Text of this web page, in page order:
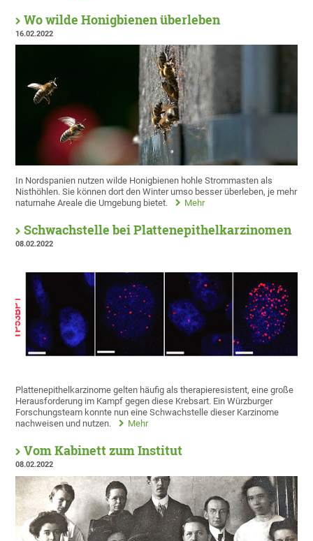
Wo wilde Honigbienen überleben
16.02.2022
In Nordspanien nutzen wilde Honigbienen hohle Strommasten als
Nisthöhlen. Sie können dort den Winter umso besser überleben, je mehr
naturnahe Areale die Umgebung bietet.
Mehr
Schwachstelle bei Plattenepithelkarzinomen
08.02.2022
Plattenepithelkarzinome gelten häufig als therapieresistent, eine große
Herausforderung im Kampf gegen diese Krebsart. Ein Würzburger
Forschungsteam konnte nun eine Schwachstelle dieser Karzinome
nachweisen und nutzen.
Mehr
Vom Kabinett zum Institut
08.02.2022